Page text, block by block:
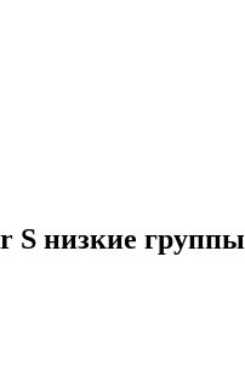
S низкие группы